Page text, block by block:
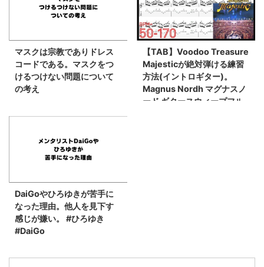
マスクは宗教でありドレス
コードである。マスクをつ
けるつけない問題について
の考え
【TAB】Voodoo Treasure
Majesticが絶対弾ける練習
方法(イントロギター)。
Magnus Nordh マグナスノ
ード ギタースウィープフル
DaiGoやひろゆきが苦手に
なった理由。他人を見下す
感じが嫌い。 #ひろゆき
#DaiGo